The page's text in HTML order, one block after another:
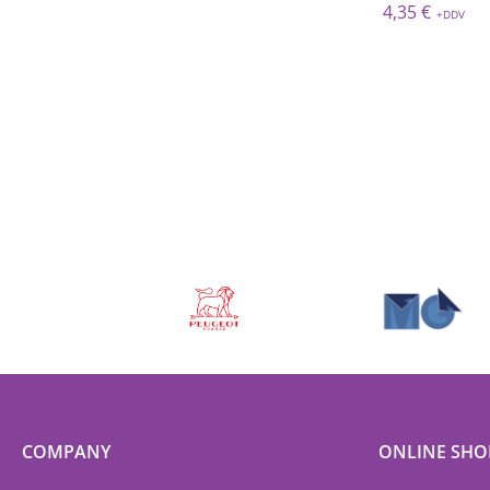
3,85
COMPANY ONLINE